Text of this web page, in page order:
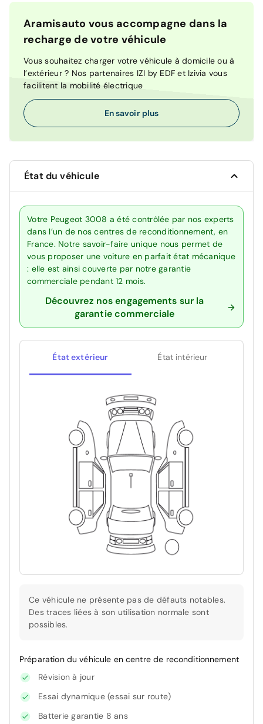
Aramisauto vous accompagne dans la
recharge de votre véhicule
Vous souhaitez charger votre véhicule à domicile ou à
l’extérieur ? Nos partenaires IZI by EDF et Izivia vous
facilitent la mobilité électrique
En savoir plus
État du véhicule
Votre Peugeot 3008 a été contrôlée par nos experts
dans l’un de nos centres de reconditionnement, en
France. Notre savoir-faire unique nous permet de
vous proposer une voiture en parfait état mécanique
: elle est ainsi couverte par notre garantie
commerciale pendant 12 mois.
Découvrez nos engagements sur la
garantie commerciale
État extérieur État intérieur
Ce véhicule ne présente pas de défauts notables.
Des traces liées à son utilisation normale sont
possibles.
Préparation du véhicule en centre de reconditionnement
Révision à jour
Essai dynamique (essai sur route)
Batterie garantie 8 ans